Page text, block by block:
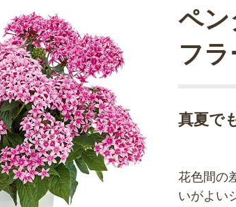
真夏で
ペン
フ
花色間の
いがよい